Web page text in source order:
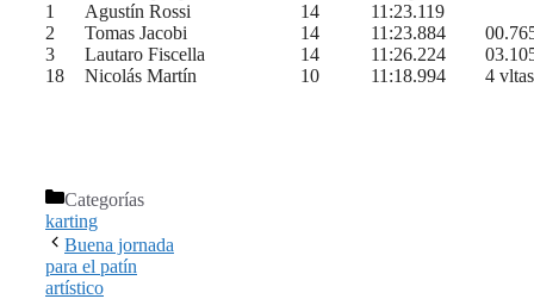
1
Agustín Rossi 14
11:23.119
2
Tomas Jacobi 14 11:23.884
3
Lautaro Fiscella 14 11:26.224
18
Nicolás Martín 10 11:18.994 4 vltas
Categorías
karting
Buena jornada
para el patín
artístico